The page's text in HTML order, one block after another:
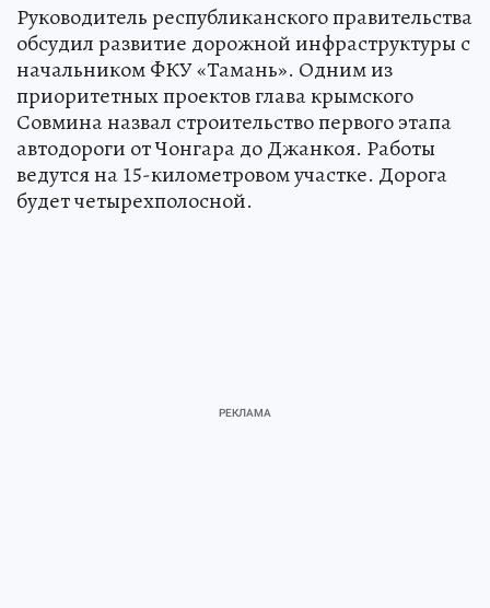
Руководитель республиканского правительства
обсудил развитие дорожной инфраструктуры с
начальником ФКУ «Тамань». Одним из
приоритетных проектов глава крымского
Совмина назвал строительство первого этапа
автодороги от Чонгара до Джанкоя. Работы
ведутся на 15-километровом участке. Дорога
будет четырехполосной.